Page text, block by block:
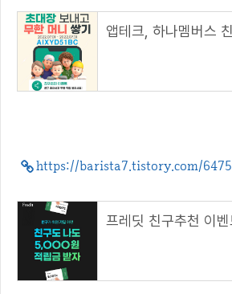
https://barista7.tistory.com/6475